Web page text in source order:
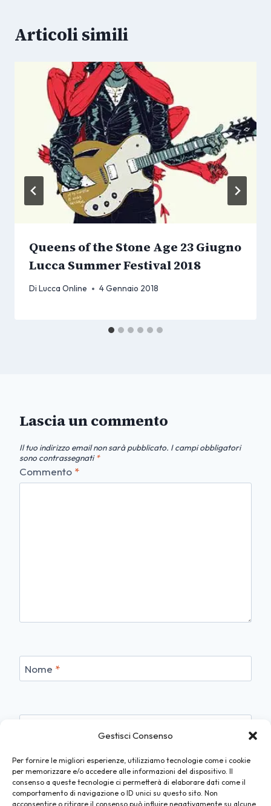
Gestisci Consenso
Per fornire le migliori esperienze, utilizziamo tecnologie come i cookie
per memorizzare e/o accedere alle informazioni del dispositivo. Il
consenso a queste tecnologie ci permetterà di elaborare dati come il
comportamento di navigazione o ID unici su questo sito. Non
acconsentire o ritirare il consenso può influire negativamente su alcune
Articoli simili
Queens of the Stone Age 23 Giugno
Lucca Summer Festival 2018
Di Lucca Online 4 Gennaio 2018
Lascia un commento
Il tuo indirizzo email non sarà pubblicato. I campi obbligatori
sono contrassegnati*
Commento *
Nome *
Sito web